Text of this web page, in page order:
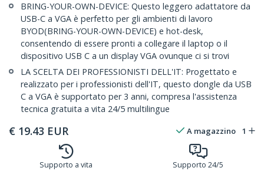
BRING-YOUR-OWN-DEVICE: Questo leggero adattatore da
USB-C a VGA è perfetto per gli ambienti di lavoro
BYOD(BRING-YOUR-OWN-DEVICE) e hot-desk,
consentendo di essere pronti a collegare il laptop o il
dispositivo USB C a un display VGA ovunque ci si trovi
LA SCELTA DEI PROFESSIONISTI DELL'IT: Progettato e
realizzato per i professionisti dell'IT, questo dongle da USB
C a VGA è supportato per 3 anni, compresa l'assistenza
tecnica gratuita a vita 24/5 multilingue
€ 19.43 EUR A magazzino 1
Supporto a vita Supporto 24/5